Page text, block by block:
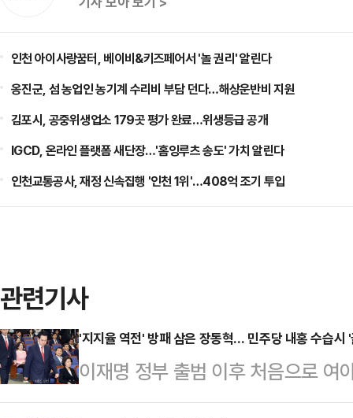
인천 아이사랑꿈터, 베이비&키즈페어서 '놀 권리' 알린다
옹진군, 섬 농업인 농기계 수리비 부담 던다…해상운반비 지원
김포시, 공중위생업소 179곳 평가 완료…위생등급 공개
IGCD, 온라인 플랫폼 새단장…'홈잉루츠 송도' 가치 알린다
인천교통공사, 재정 신속집행 '인천 1위'…408억 조기 투입
관련기사
'지지율 역전' 방패 삼은 장동혁… 민주당 내홍 수습시
이재명 정부 출범 이후 처음으로 여
가가 엇갈리고 있다. 장동혁 대표의